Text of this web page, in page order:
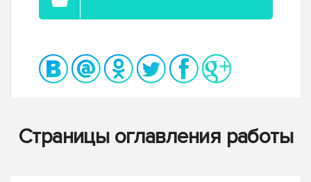
Страницы оглавления работы